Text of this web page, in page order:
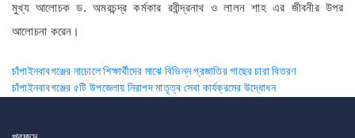
মুখ্য আলোচক ড.অমরচন্দ্র কর্মকার রবীন্দ্রনাথ ও লালন শাহ এর জীবনীর উপর
আলোচনা করেন ।
Post
navigation
চাঁপাইনবাবগঞ্জের নাচোলে শিক্ষার্থীদের মাঝে বিভিন্ন প্রজাতির গাছের চারা বিতরণ
চাঁপাইনবাবগঞ্জের ৫টি উপজেলায় নিরাপদ মাতৃত্ব সেবা কার্যক্রমের উদ্ধোধন